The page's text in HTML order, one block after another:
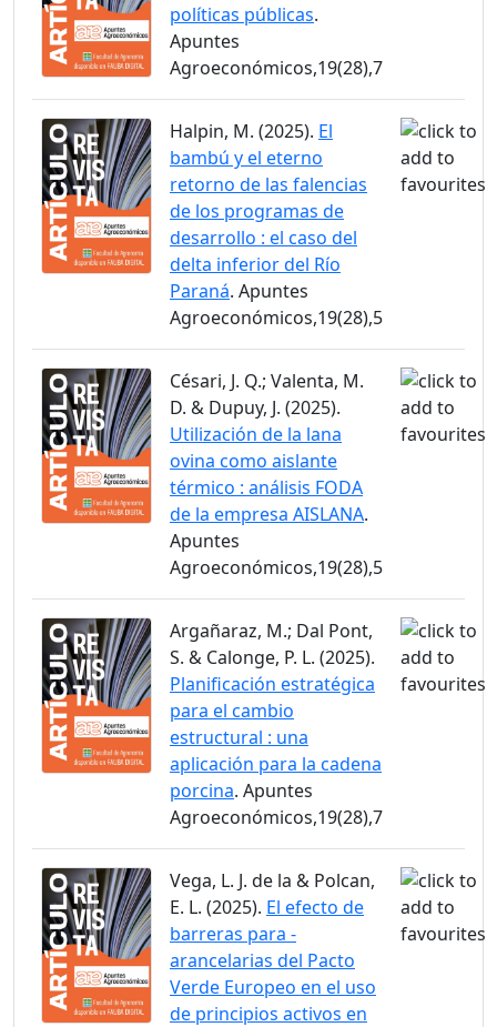
políticas públicas.
Apuntes
Agroeconómicos,19(28),7
Halpin, M. (2025). El
bambú y el eterno
retorno de las falencias
de los programas de
desarrollo : el caso del
delta inferior del Río
Paraná. Apuntes
Agroeconómicos,19(28),5
Césari, J. Q.; Valenta, M.
D. & Dupuy, J. (2025).
Utilización de la lana
ovina como aislante
térmico : análisis FODA
de la empresa AISLANA.
Apuntes
Agroeconómicos,19(28),5
Argañaraz, M.; Dal Pont,
S. & Calonge, P. L. (2025).
Planificación estratégica
para el cambio
estructural : una
aplicación para la cadena
porcina. Apuntes
Agroeconómicos,19(28),7
Vega, L. J. de la & Polcan,
E. L. (2025). El efecto de
barreras para -
arancelarias del Pacto
Verde Europeo en el uso
de principios activos en